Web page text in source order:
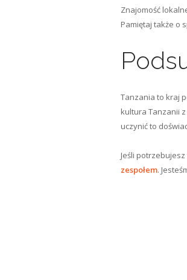
Znajomość
Pamiętaj także o
Tanzania to kraj
kultura Tanzanii
uczynić to
Jeśli
zespołem.